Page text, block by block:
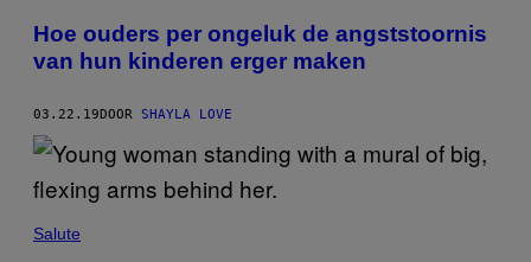
Hoe ouders per ongeluk de angststoornis
van hun kinderen erger maken
03.22.19 DOOR SHAYLA LOVE
Salute